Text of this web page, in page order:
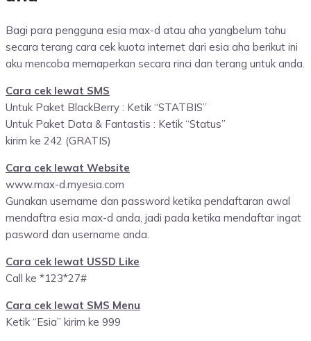
Bagi para pengguna esia max-d atau aha yangbelum tahu
secara terang cara cek kuota internet dari esia aha berikut ini
aku mencoba memaperkan secara rinci dan terang untuk anda.
Cara cek lewat SMS
Untuk Paket BlackBerry : Ketik “STATBIS”
Untuk Paket Data & Fantastis : Ketik “Status”
kirim ke 242 (GRATIS)
Cara cek lewat Website
www.max-d.myesia.com
Gunakan username dan password ketika pendaftaran awal
mendaftra esia max-d anda, jadi pada ketika mendaftar ingat
pasword dan username anda.
Cara cek lewat USSD Like
Call ke *123*27#
Cara cek lewat SMS Menu
Ketik “Esia” kirim ke 999